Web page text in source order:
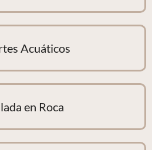
Acuáticos
en Roca